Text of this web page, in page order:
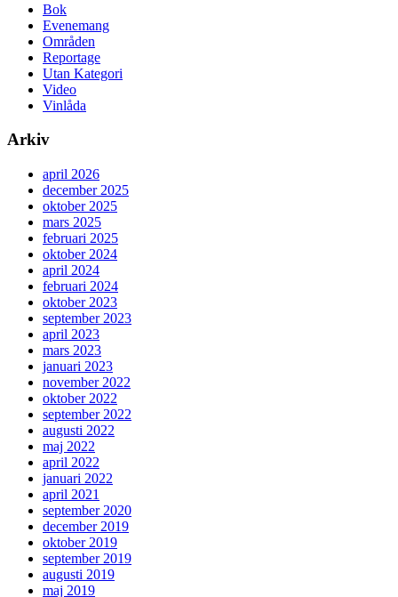
Bok
Evenemang
Områden
Reportage
Utan Kategori
Video
Vinlåda
Arkiv
april 2026
december 2025
oktober 2025
mars 2025
februari 2025
oktober 2024
april 2024
februari 2024
oktober 2023
september 2023
april 2023
mars 2023
januari 2023
november 2022
oktober 2022
september 2022
augusti 2022
maj 2022
april 2022
januari 2022
april 2021
september 2020
december 2019
oktober 2019
september 2019
augusti 2019
maj 2019